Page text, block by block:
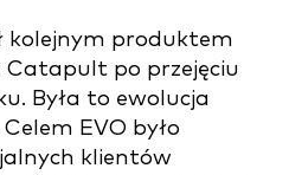
kolejnym produktem
po przejęciu
Była to ewolucja
EVO było
klientów